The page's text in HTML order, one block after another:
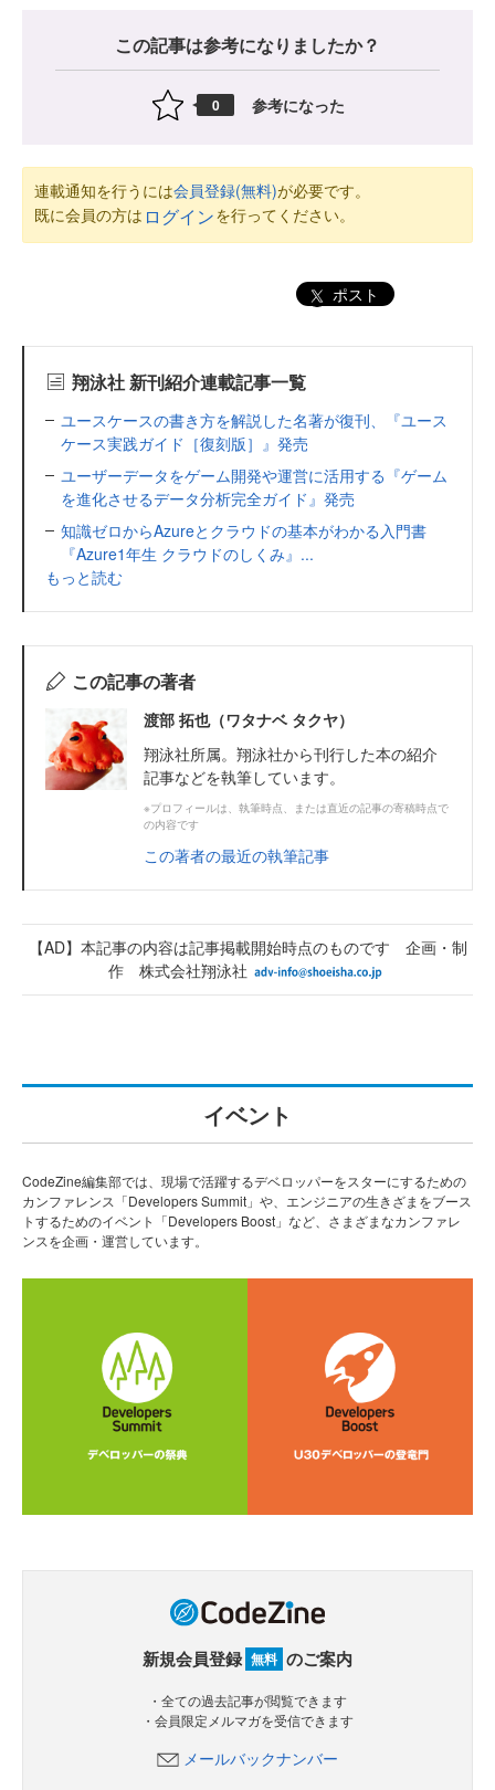
この記事は参考になりましたか？
0 参考になった
連載通知を行うには会員登録(無料)が必要です。
既に会員の方は ログインを行ってください。
ポスト
翔泳社 新刊紹介連載記事一覧
ユースケースの書き方を解説した名著が復刊、『ユース
ケース実践ガイド［復刻版］』発売
ユーザーデータをゲーム開発や運営に活用する『ゲーム
を進化させるデータ分析完全ガイド』発売
知識ゼロからAzureとクラウドの基本がわかる入門書
『Azure1年生 クラウドのしくみ』...
もっと読む
この記事の著者
渡部 拓也（ワタナベ タクヤ）
翔泳社所属。翔泳社から刊行した本の紹介
記事などを執筆しています。
※プロフィールは、執筆時点、または直近の記事の寄稿時点で
の内容です
この著者の最近の執筆記事
【AD】本記事の内容は記事掲載開始時点のものです 企画・制
作 株式会社翔泳社
イベント
CodeZine編集部では、現場で活躍するデベロッパーをスターにするための
カンファレンス「Developers Summit」や、エンジニアの生きざまをブース
トするためのイベント「Developers Boost」など、さまざまなカンファレ
ンスを企画・運営しています。
新規会員登録 無料 のご案内
・全ての過去記事が閲覧できます
・会員限定メルマガを受信できます
メールバックナンバー